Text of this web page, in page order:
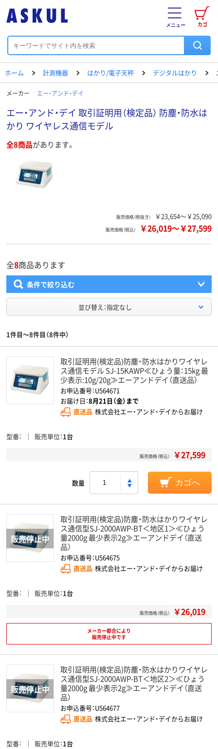
カゴ
メニュー
ホーム 計測機器 はかり/電子天秤 デジタルはかり
メーカー エー・アンド・デイ
エー・アンド・デイ 取引証明用（検定品） 防塵・防水は
かり ワイヤレス通信モデル
全8商品があります。
販売価格（税抜き） ￥23,654～￥25,090
販売価格（税込） ￥26,019～￥27,599
全8商品あります
条件で絞り込む
並び替え：指定なし
1件目～8件目（8件中）
取引証明用(検定品)防塵・防水はかりワイヤレ
ス通信モデル SJ-15KAWP≪ひょう量：15kg 最
少表示:10g/20g≫エーアンドデイ（直送品）
お申込番号：U564671
お届け日：8月21日（金）まで
直送品 株式会社エー・アンド・デイからお届け
型番 販売単位 1台
販売価格（税込） ￥27,599
数量 カゴへ
取引証明用(検定品)防塵・防水はかりワイヤレ
ス通信型SJ-2000AWP-BT＜地区1＞≪ひょう
量2000g 最少表示2g≫エーアンドデイ（直送
品）
お申込番号：U564675
直送品 株式会社エー・アンド・デイからお届け
型番 販売単位 1台
販売価格（税込） ￥26,019
メーカー都合により
販売停止中です
取引証明用(検定品)防塵・防水はかりワイヤレ
ス通信型SJ-2000AWP-BT＜地区2＞≪ひょう
量2000g 最少表示2g≫エーアンドデイ（直送
品）
お申込番号：U564677
直送品 株式会社エー・アンド・デイからお届け
型番 販売単位 1台